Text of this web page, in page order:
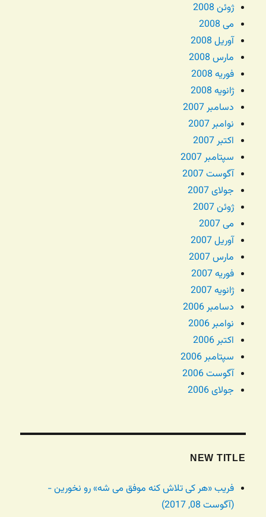
ژوئن 2008
می 2008
آوریل 2008
مارس 2008
فوریه 2008
ژانویه 2008
دسامبر 2007
نوامبر 2007
اکتبر 2007
سپتامبر 2007
آگوست 2007
جولای 2007
ژوئن 2007
می 2007
آوریل 2007
مارس 2007
فوریه 2007
ژانویه 2007
دسامبر 2006
نوامبر 2006
اکتبر 2006
سپتامبر 2006
آگوست 2006
جولای 2006
NEW TITLE
فریب «هر کی تلاش کنه موفق می شه» رو نخورین -
(آگوست 08, 2017)